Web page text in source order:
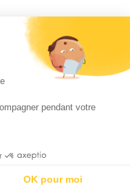
2025-2026 Tout droits réservés
pendant votre
OK pour moi